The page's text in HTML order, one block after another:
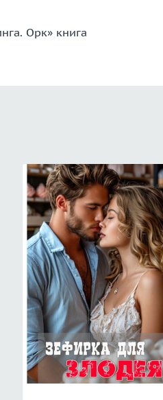
Орк» книга